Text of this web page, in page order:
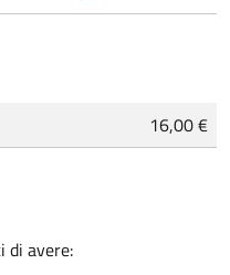
16,00 €
di avere: